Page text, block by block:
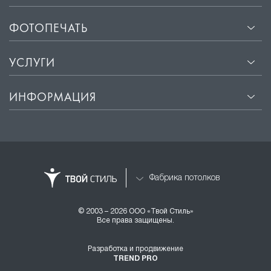
ФОТОПЕЧАТЬ
УСЛУГИ
ИНФОРМАЦИЯ
Фабрика потолков
© 2003 – 2026 ООО «Твой Стиль»
Все права защищены.
Разработка и продвижение
TREND PRO